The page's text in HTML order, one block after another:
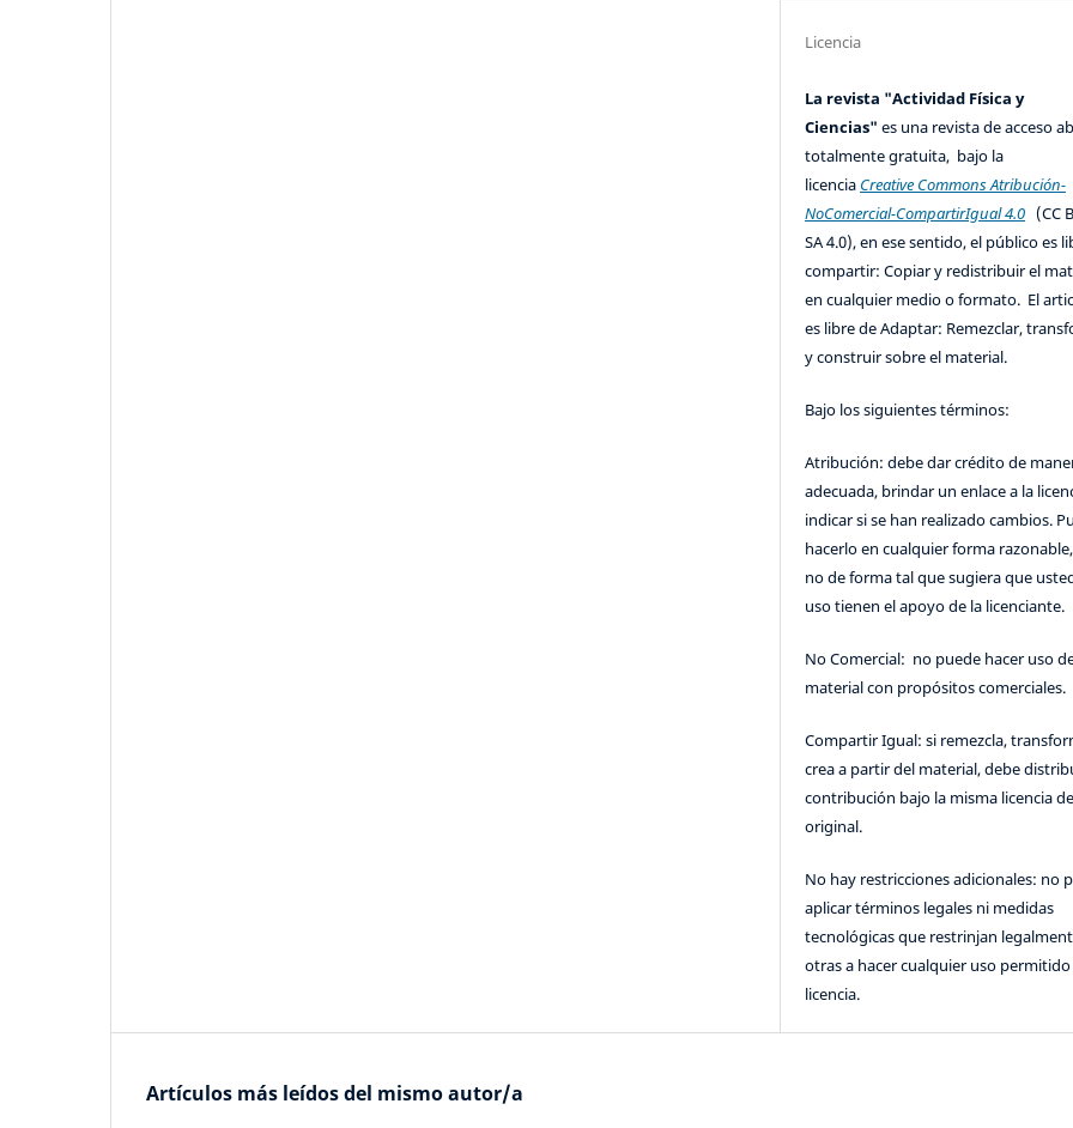
Licencia
La revista "Actividad Física y
Ciencias"es una revista de acceso
totalmente gratuita, bajo la
licencia Creative Commons Atribución-
NoComercial-CompartirIgual 4.0 (CC
SA 4.0), en ese sentido, el público es
compartir: Copiar y redistribuir el
en cualquier medio o formato. El
es libre de Adaptar: Remezclar,
y construir sobre el material.
Bajo los siguientes términos:
Atribución: debe dar crédito de
adecuada, brindar un enlace a la
indicar si se han realizado cambios.
hacerlo en cualquier forma
no de forma tal que sugiera que
uso tienen el apoyo de la licenciante.
No Comercial: no puede hacer uso
material con propósitos comerciales.
Compartir Igual: si remezcla,
crea a partir del material, debe
contribución bajo la misma licencia
original.
No hay restricciones adicionales: no
aplicar términos legales ni medidas
tecnológicas que restrinjan
otras a hacer cualquier uso
licencia.
Artículos más leídos del mismo autor/a